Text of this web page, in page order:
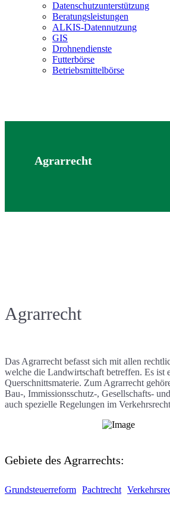
Datenschutzunterstützung
Beratungsleistungen
ALKIS-Datennutzung
GIS
Drohnendienste
Futterbörse
Betriebsmittelbörse
Agrarrecht
Agrarrecht
Das Agrarrecht befasst sich mit allen
welche die Landwirtschaft betreffen. Es ist
Querschnittsmaterie. Zum Agrarrecht
Bau-, Immissionsschutz-, Gesellschafts-
auch spezielle Regelungen im
Gebiete des Agrarrechts:
Grundsteuerreform Pachtrecht